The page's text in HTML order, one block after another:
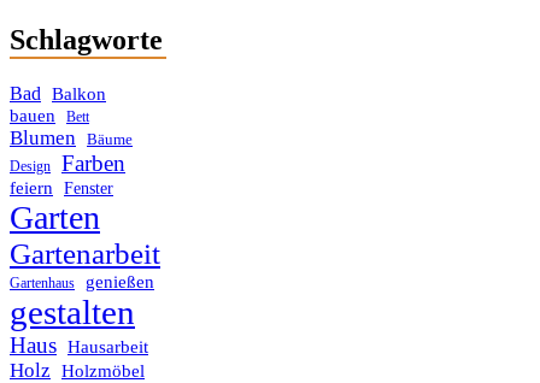
Schlagworte
Bad
Balkon
bauen
Bett
Blumen Bäume
Design Farben
feiern Fenster
Garten
Gartenarbeit
Gartenhaus genießen
gestalten
Haus Hausarbeit
Holz Holzmöbel